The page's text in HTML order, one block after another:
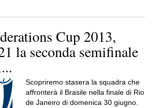
Cup 2013,
la seconda semifinale
Scopriremo stasera la squadra che
affronterà il Brasile nella finale di Rio
de Janeiro di domenica 30 giugno.